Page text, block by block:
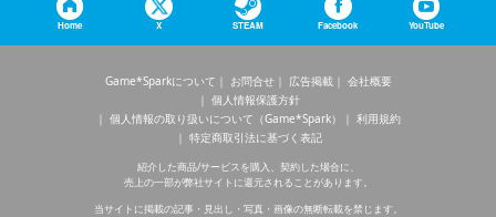
Home X STEAM Facebook YouTube
Game*Sparkについて お問合せ 広告掲載
会社概要
個人情報保護方針
個人情報の取り扱いについて（Game*Spark）
利用規約
特定商取引法に基づく表記
紹介した商品/サービスを購入、契約した場合に、
売上の一部が弊社サイトに還元されることがあります。
当サイトに掲載の記事・見出し・写真・画像の無断転載を禁じます。